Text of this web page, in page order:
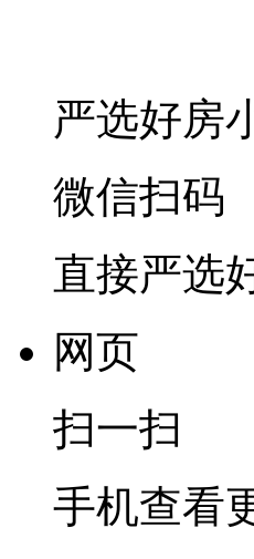
严选好房
微信扫码
直接严选
网页
扫一扫
手机查看